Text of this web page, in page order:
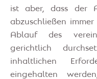
ist aber, dass der
abzuschließen
Ablauf des
gerichtlich
inhaltlichen
eingehalten